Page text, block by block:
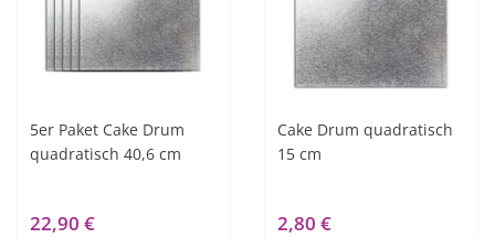
5er Paket Cake Drum
quadratisch 40,6 cm
22,90 €
Cake Drum quadratisch
15 cm
2,80 €